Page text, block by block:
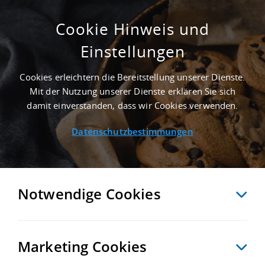
50.000 M² LAGERFLÄCHE IN POTSDAM NAHE
GÜTERVERKEHRSZENTRUM GVZ BERLIN
SÜD GROSSBEEREN
Startseite/ Immobiliensuche/ Detailansicht
ZURÜCK MERKEN VERGLEICHEN EXPORT PDF
Cookie Hinweis und
Einstellungen
Cookies erleichtern die Bereitstellung unserer Dienste.
Mit der Nutzung unserer Dienste erklären Sie sich
damit einverstanden, dass wir Cookies verwenden.
Datenschutzbestimmungen
Notwendige Cookies
Marketing Cookies